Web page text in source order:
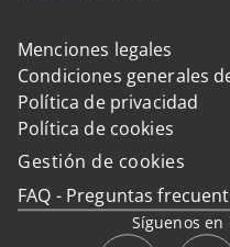
Menciones legales
Condiciones generales
Política de privacidad
Política de cookies
Gestión de cookies
FAQ - Preguntas
Síguenos en